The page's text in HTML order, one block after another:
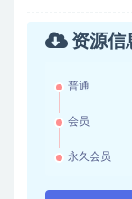
资源信
普通
会员
永久会员